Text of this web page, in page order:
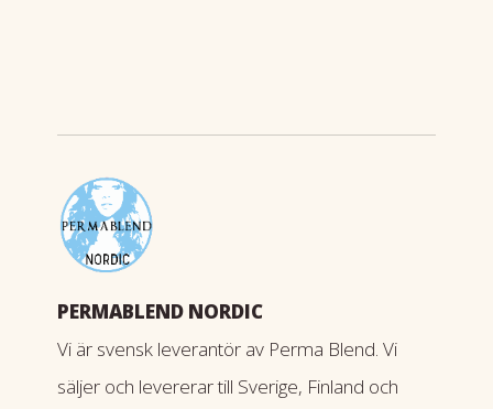
PERMABLEND NORDIC
Vi är svensk leverantör av Perma Blend. Vi
säljer och levererar till Sverige, Finland och